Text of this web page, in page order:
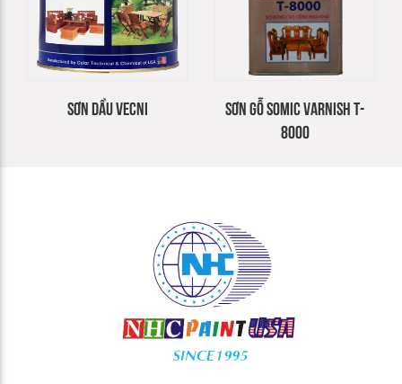
SƠN DẦU VECNI
SƠN GỖ SOMIC VARNISH T-
8000